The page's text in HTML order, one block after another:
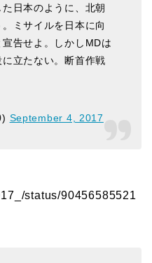
日本のように、北朝
ミサイルを日本に向
告せよ。しかしMDは
立たない。断首作戦
September 4, 2017
status/90456585521